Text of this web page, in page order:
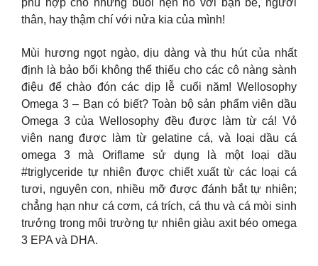
phù hợp cho những buổi hẹn hò với bạn bè, người
thân, hay thậm chí với nửa kia của mình!
Mùi hương ngọt ngào, dịu dàng và thu hút của nhất
định là bảo bối không thể thiếu cho các cô nàng sành
điệu để chào đón các dịp lễ cuối năm! Wellosophy
Omega 3 – Bạn có biết? Toàn bộ sản phẩm viên dầu
Omega 3 của Wellosophy đều được làm từ cá! Vỏ
viên nang được làm từ gelatine cá, và loại dầu cá
omega 3 mà Oriflame sử dụng là một loại dầu
#triglyceride tự nhiên được chiết xuất từ các loại cá
tươi, nguyên con, nhiều mỡ được đánh bắt tự nhiên;
chẳng hạn như cá cơm, cá trích, cá thu và cá mòi sinh
trưởng trong môi trường tự nhiên giàu axit béo omega
3 EPA và DHA.